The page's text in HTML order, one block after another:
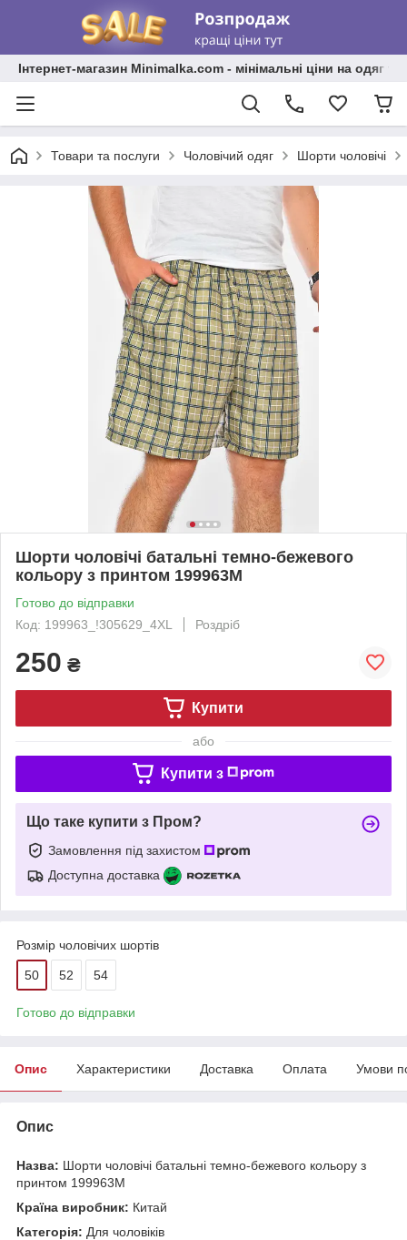
Інтернет-магазин Minimalka.com - мінімальні ціни на одяг
Товари та послуги Чоловічий одяг Шорти чоловічі
Шорти чоловічі батальні темно-бежевого
кольору з принтом 199963M
Готово до відправки
Код: 199963_!305629_4XL
Роздріб
250 ₴
Купити
або
Купити з
Що таке купити з Пром?
Замовлення під захистом
Доступна доставка
Розмір чоловічих шортів
50 52 54
Готово до відправки
Опис Характеристики Доставка Оплата Умови
Опис
Назва: Шорти чоловічі батальні темно-бежевого кольору з
принтом 199963M
Країна виробник: Китай
Категорія: Для чоловіків